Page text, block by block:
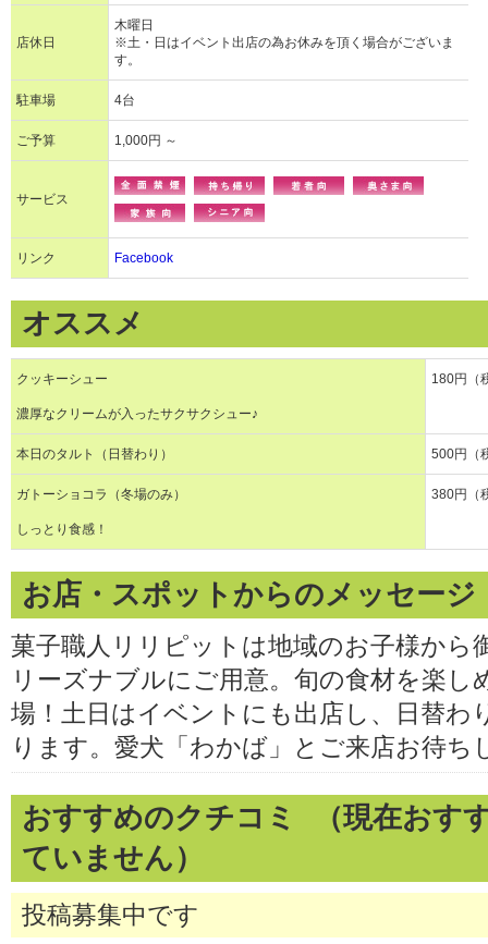
店休日
木曜日
※土・日はイベント出店の為お休みを頂く場合がございま
す。
駐車場 4台
ご予算 1,000円 ～
サービス
リンク Facebook
オススメ
クッキーシュー
濃厚なクリームが入ったサクサクシュー♪
180円（
本日のタルト（日替わり） 500円（
ガトーショコラ（冬場のみ）
しっとり食感！
380円（
お店・スポットからのメッセージ
菓子職人リリピットは地域のお子様から
リーズナブルにご用意。旬の食材を楽し
場！土日はイベントにも出店し、日替
ります。愛犬「わかば」とご来店お待ち
おすすめのクチコミ （現在おす
ていません）
投稿募集中です